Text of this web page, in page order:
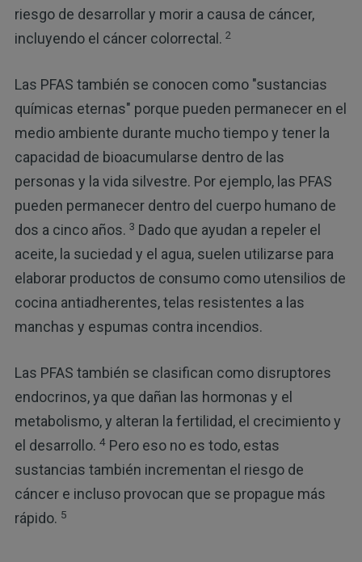
riesgo de desarrollar y morir a causa de cáncer,
incluyendo el cáncer colorrectal. 2
Las PFAS también se conocen como "sustancias
químicas eternas" porque pueden permanecer en el
medio ambiente durante mucho tiempo y tener la
capacidad de bioacumularse dentro de las
personas y la vida silvestre. Por ejemplo, las PFAS
pueden permanecer dentro del cuerpo humano de
dos a cinco años. 3 Dado que ayudan a repeler el
aceite, la suciedad y el agua, suelen utilizarse para
elaborar productos de consumo como utensilios de
cocina antiadherentes, telas resistentes a las
manchas y espumas contra incendios.
Las PFAS también se clasifican como disruptores
endocrinos, ya que dañan las hormonas y el
metabolismo, y alteran la fertilidad, el crecimiento y
el desarrollo. 4Pero eso no es todo, estas
sustancias también incrementan el riesgo de
cáncer e incluso provocan que se propague más
rápido. 5